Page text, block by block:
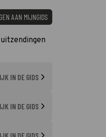
AAN MIJNGIDS
IN DE GIDS
IN DE GIDS
IN DE GIDS